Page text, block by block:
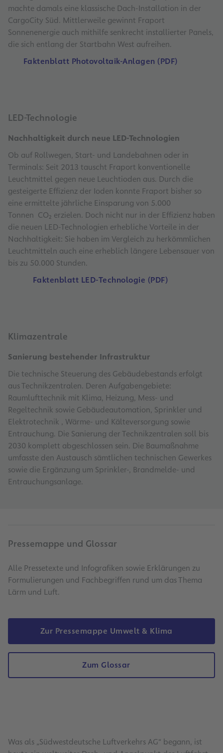
machte damals eine klassische Dach-Installation in der
CargoCity Süd. Mittlerweile gewinnt Fraport
Sonnenenergie auch mithilfe senkrecht installierter Panels,
die sich entlang der Startbahn West aufreihen.
Faktenblatt Photovoltaik-Anlagen (PDF)
LED-Technologie
Nachhaltigkeit durch neue LED-Technologien
Ob auf Rollwegen, Start- und Landebahnen oder in
Terminals: Seit 2013 tauscht Fraport konventionelle
Leuchtmittel gegen neue Leuchtioden aus. Durch die
gesteigerte Effizienz der Ioden konnte Fraport bisher so
eine ermittelte jährliche Einsparung von 5.000
Tonnen CO₂ erzielen. Doch nicht nur in der Effizienz haben
die neuen LED-Technologien erhebliche Vorteile in der
Nachhaltigkeit: Sie haben im Vergleich zu herkömmlichen
Leuchtmitteln auch eine erheblich längere Lebensauer von
bis zu 50.000 Stunden.
Faktenblatt LED-Technologie (PDF)
Klimazentrale
Sanierung bestehender Infrastruktur
Die technische Steuerung des Gebäudebestands erfolgt
aus Technikzentralen. Deren Aufgabengebiete:
Raumlufttechnik mit Klima, Heizung, Mess- und
Regeltechnik sowie Gebäudeautomation, Sprinkler und
Elektrotechnik , Wärme- und Kälteversorgung sowie
Entrauchung. Die Sanierung der Technikzentralen soll bis
2030 komplett abgeschlossen sein. Die Baumaßnahme
umfasste den Austausch sämtlichen technischen Gewerkes
sowie die Ergänzung um Sprinkler-, Brandmelde- und
Entrauchungsanlage.
Pressemappe und Glossar
Alle Pressetexte und Infografiken sowie Erklärungen zu
Formulierungen und Fachbegriffen rund um das Thema
Lärm und Luft.
Zur Pressemappe Umwelt & Klima
Zum Glossar
Was als „Südwestdeutsche Luftverkehrs AG“ begann, ist